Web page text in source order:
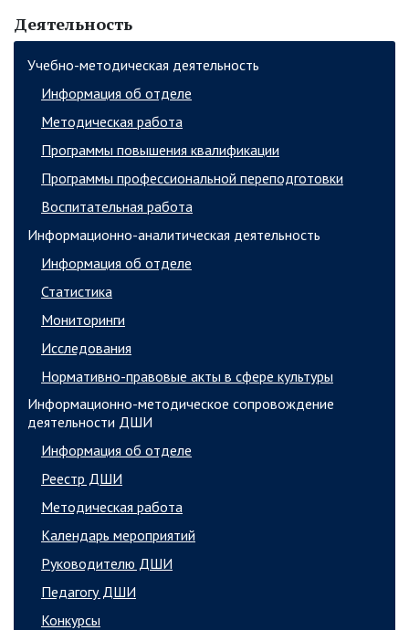
Деятельность
Учебно-методическая деятельность
Информация об отделе
Методическая работа
Программы повышения квалификации
Программы профессиональной переподготовки
Воспитательная работа
Информационно-аналитическая деятельность
Информация об отделе
Статистика
Мониторинги
Исследования
Нормативно-правовые акты в сфере культуры
Информационно-методическое сопровождение
деятельности ДШИ
Информация об отделе
Реестр ДШИ
Методическая работа
Календарь мероприятий
Руководителю ДШИ
Педагогу ДШИ
Конкурсы